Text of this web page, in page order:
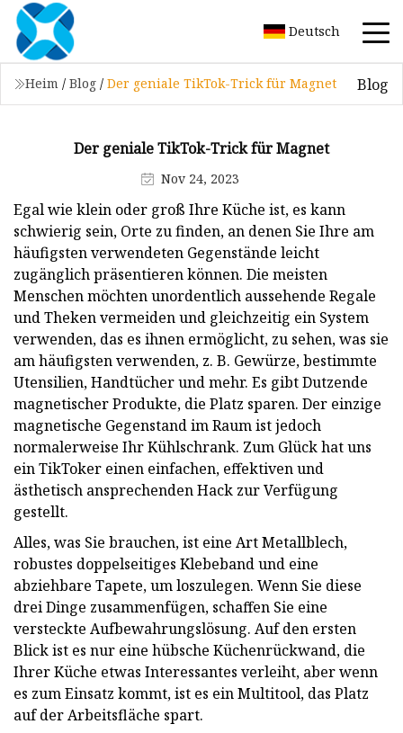
Deutsch
Heim / Blog / Der geniale TikTok-Trick für Magnet Blog
Der geniale TikTok-Trick für Magnet
Nov 24, 2023
Egal wie klein oder groß Ihre Küche ist, es kann
schwierig sein, Orte zu finden, an denen Sie Ihre am
häufigsten verwendeten Gegenstände leicht
zugänglich präsentieren können. Die meisten
Menschen möchten unordentlich aussehende Regale
und Theken vermeiden und gleichzeitig ein System
verwenden, das es ihnen ermöglicht, zu sehen, was sie
am häufigsten verwenden, z. B. Gewürze, bestimmte
Utensilien, Handtücher und mehr. Es gibt Dutzende
magnetischer Produkte, die Platz sparen. Der einzige
magnetische Gegenstand im Raum ist jedoch
normalerweise Ihr Kühlschrank. Zum Glück hat uns
ein TikToker einen einfachen, effektiven und
ästhetisch ansprechenden Hack zur Verfügung
gestellt.
Alles, was Sie brauchen, ist eine Art Metallblech,
robustes doppelseitiges Klebeband und eine
abziehbare Tapete, um loszulegen. Wenn Sie diese
drei Dinge zusammenfügen, schaffen Sie eine
versteckte Aufbewahrungslösung. Auf den ersten
Blick ist es nur eine hübsche Küchenrückwand, die
Ihrer Küche etwas Interessantes verleiht, aber wenn
es zum Einsatz kommt, ist es ein Multitool, das Platz
auf der Arbeitsfläche spart.